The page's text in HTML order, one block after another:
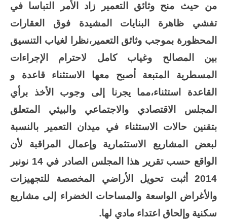
من حيث منح وثائق التعمير زاد الأمر التباسا في
تفشي ظاهرة البنايات المشيدة فوق العقارات
المحظورة بموجب وثائق التعمير،نظرا لغياب التنسيق
بين المصالح وغياب كامل لاحترام الإجراءات
المسطرية المتبعة أصبح معها الاستثناء قاعدة و
القاعدة استثناء،مما يجرنا إلى وجوب الأخذ برأي
المجلس الاقتصادي والاجتماعي والبيئي المتعلق
بتقنين حالات الاستثناء في ميدان التعمير بالنسبة
لبعض المشاريع الاستثمارية وإعمال المراقبة لأن
الواقع حسب تقرير هذا المجلس الصادر في 14 نونبر
2014 أثبت تحويل الأراضي المخصصة للتجهيزات
والأغراض الواسعة والمساحات الخضراء إلى مشاريع
سكنية وإلحاق اعتداء مادي لها.